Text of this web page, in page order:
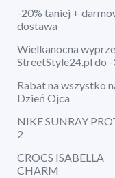
-20% taniej +
dostawa
Wielkanocna
StreetStyle24.pl do -
Rabat na wszystko
Dzień Ojca
NIKE SUNRAY
2
CROCS ISABELLA
CHARM